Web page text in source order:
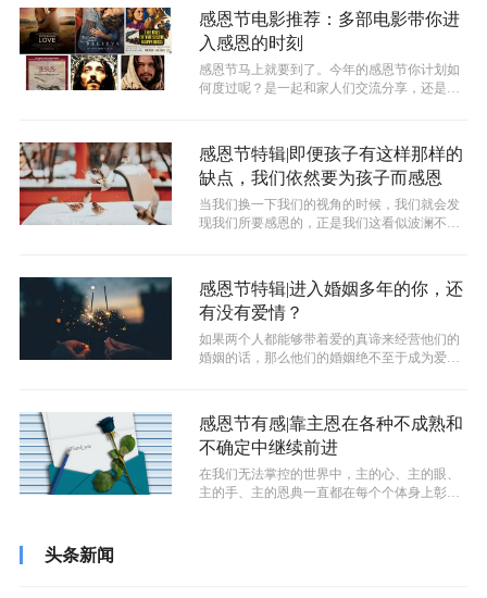
感恩节电影推荐：多部电影带你进
入感恩的时刻
​感恩节马上就要到了。今年的感恩节你计划如
何度过呢？是一起和家人们交流分享，还是和
感恩节特辑|即便孩子有这样那样的
缺点，我们依然要为孩子而感恩
当我们换一下我们的视角的时候，我们就会发
现我们所要感恩的，正是我们这看似波澜不惊
感恩节特辑|进入婚姻多年的你，还
有没有爱情？
如果两个人都能够带着爱的真谛来经营他们的
婚姻的话，那么他们的婚姻绝不至于成为爱情
感恩节有感|靠主恩在各种不成熟和
不确定中继续前进
在我们无法掌控的世界中，主的心、主的眼、
主的手、主的恩典一直都在每个个体身上彰显
头条新闻